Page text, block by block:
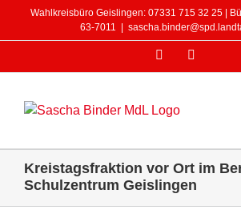
Wahlkreisbüro Geislingen: 07331 715 32 25 |
63-7011
Facebook
Kreistagsfraktion vor Ort im
Schulzentrum Geislingen